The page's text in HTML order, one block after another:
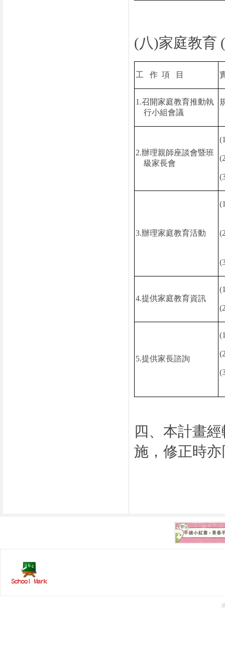
(八)家庭教育 (
工 作 項 目
1.召開家庭教育推動執
行小組會議
2.辦理親師座談會暨班
級家長會
3.辦理家庭教育活動
4.提供家庭教育資訊
5.提供家長諮詢
四、本計畫
施，修正時亦